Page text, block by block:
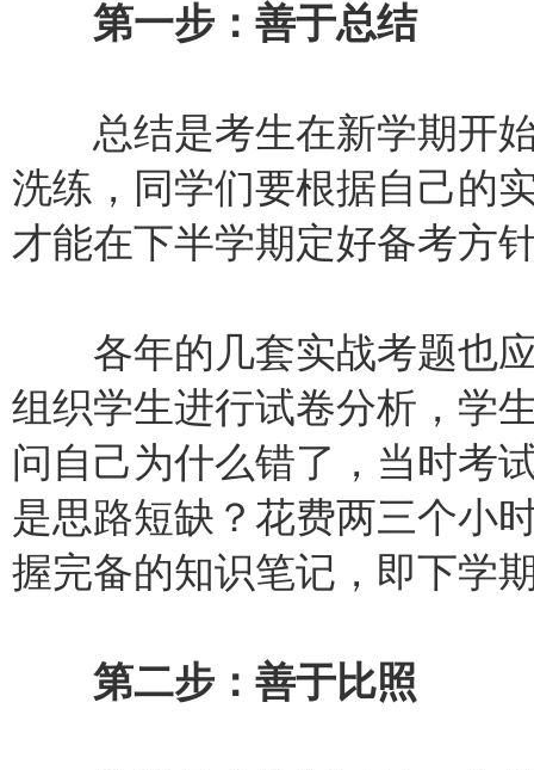
第一步：善于总结
总结是考生在新学期开始
洗练，同学们要根据自己的
才能在下半学期定好备考方
各年的几套实战考题也应
组织学生进行试卷分析，学
问自己为什么错了，当时考
是思路短缺？花费两三个小
握完备的知识笔记，即下学
第二步：善于比照